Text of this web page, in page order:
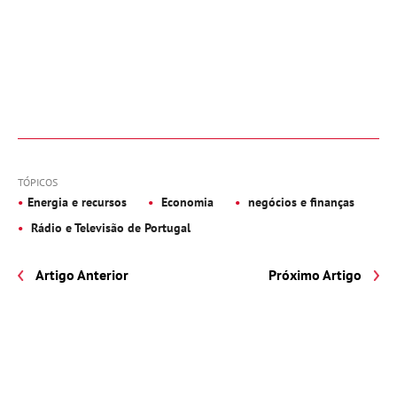
TÓPICOS
Energia e recursos Economia
negócios e finanças
Rádio e Televisão de Portugal
Artigo Anterior Próximo Artigo